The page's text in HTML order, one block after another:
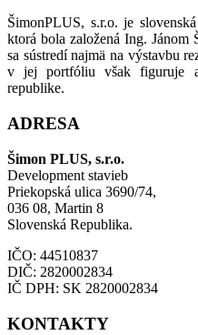
ŠimonPLUS, s.r.o. je
ktorá bola založená Ing.
sa sústredí najmä na výstavbu
v jej portfóliu však figuruje
republike.
ADRESA
Šimon PLUS, s.r.o.
Development stavieb
Priekopská ulica 3690/74,
036 08, Martin 8
Slovenská Republika.
IČO: 44510837
DIČ: 2820002834
IČ DPH: SK 2820002834
KONTAKTY